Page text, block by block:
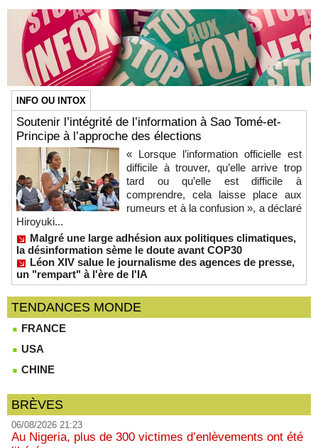
INFO OU INTOX
Soutenir l’intégrité de l’information à Sao Tomé-et-
Principe à l’approche des élections
« Lorsque l’information officielle est
difficile à trouver, qu’elle arrive trop
tard ou qu’elle est difficile à
comprendre, cela laisse place aux
rumeurs et à la confusion », a déclaré
Hiroyuki...
Malgré une large adhésion aux politiques climatiques,
la désinformation sème le doute avant COP30
Léon XIV salue le journalisme des agences de presse,
un "rempart" à l'ère de l'IA
TENDANCES MONDE
FRANCE
USA
CHINE
BRÈVES
06/08/2026 21:23
Au Nigeria, plus de 300 victimes d’enlèvements ont été